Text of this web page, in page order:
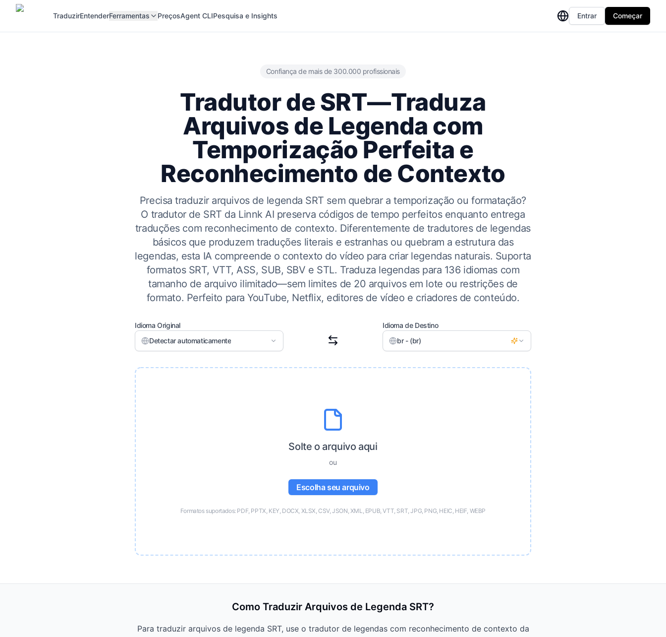
TraduzirEntenderFerramentas PreçosAgent CLIPesquisa e Insights Entrar Começar
Confiança de mais de 300.000 profissionais
Tradutor de SRT—Traduza
Arquivos de Legenda com
Temporização Perfeita e
Reconhecimento de Contexto
Precisa traduzir arquivos de legenda SRT sem quebrar a temporização ou formatação?
O tradutor de SRT da Linnk AI preserva códigos de tempo perfeitos enquanto entrega
traduções com reconhecimento de contexto. Diferentemente de tradutores de legendas
básicos que produzem traduções literais e estranhas ou quebram a estrutura das
legendas, esta IA compreende o contexto do vídeo para criar legendas naturais. Suporta
formatos SRT, VTT, ASS, SUB, SBV e STL. Traduza legendas para 136 idiomas com
tamanho de arquivo ilimitado—sem limites de 20 arquivos em lote ou restrições de
formato. Perfeito para YouTube, Netflix, editores de vídeo e criadores de conteúdo.
Idioma Original
Detectar automaticamente
Idioma de Destino
br - (br)
Solte o arquivo aqui
ou
Escolha seu arquivo
Formatos suportados: PDF, PPTX, KEY, DOCX, XLSX, CSV, JSON, XML, EPUB, VTT, SRT, JPG, PNG, HEIC, HEIF, WEBP
Como Traduzir Arquivos de Legenda SRT?
Para traduzir arquivos de legenda SRT, use o tradutor de legendas com reconhecimento de contexto da